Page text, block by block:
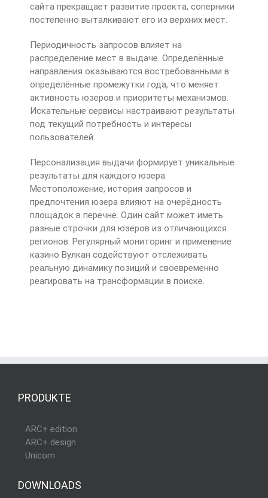
сайта прекращает развитие проекта, соперники
постепенно выталкивают его из верхних мест.
Периодичность запросов влияет на
распределение мест в выдаче. Определённые
направления оказываются востребованными в
определённые промежутки года, что меняет
активность юзеров и приоритеты механизмов.
Искательные сервисы настраивают результаты
под текущий потребность и интересы
пользователей.
Персонализация выдачи формирует уникальные
результаты для каждого юзера.
Местоположение, история запросов и
предпочтения юзера влияют на очерёдность
площадок в перечне. Один сайт может иметь
разные строчки для юзеров из отличающихся
регионов. Регулярный мониторинг и применение
казино Вулкан содействуют отслеживать
реальную динамику позиций и своевременно
реагировать на трансформации в поиске.
PRODUKTE
ARC+ edition
ARC+ design
Unicorn
DOWNLOADS